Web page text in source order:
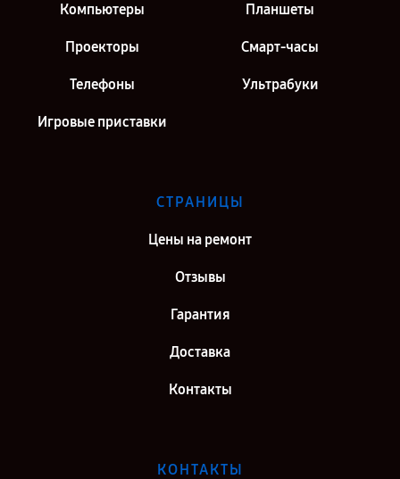
Компьютеры Планшеты
Проекторы Смарт-часы
Телефоны Ультрабуки
Игровые приставки
СТРАНИЦЫ
Цены на ремонт
Отзывы
Гарантия
Доставка
Контакты
КОНТАКТЫ